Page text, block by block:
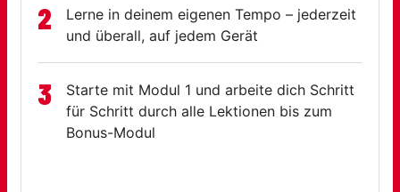
2
Lerne in deinem eigenen Tempo – jederzeit
und überall, auf jedem Gerät
3
Starte mit Modul 1 und arbeite dich Schritt
für Schritt durch alle Lektionen bis zum
Bonus-Modul